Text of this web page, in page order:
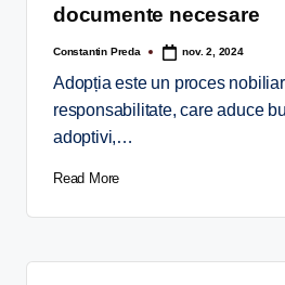
documente necesare
Constantin Preda nov. 2, 2024
Adopția este un proces
responsabilitate, care aduce
adoptivi,…
Read More